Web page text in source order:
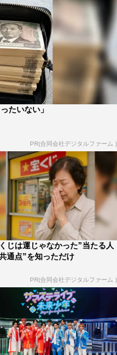
、ファンにはおなじみの
On」など8曲を披露。
＆パフォーマンスで畳
自分の思いをさらけ出
宣言するコーナーも。
が熱き思いを赤裸々に
各メンバーはすがすが
、「今年は『サマス
ともあって、『サマス
るくらい気合が入って
たいない」
PR(合同会社デジタルファーム )
じは運じゃなかった”当たる人
通点”を知っただけ
PR(合同会社デジタルファーム )